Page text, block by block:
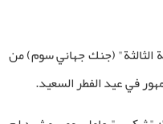
الثالثة" (جنك جهاني سوم) من
في عيد الفطر السعيد.